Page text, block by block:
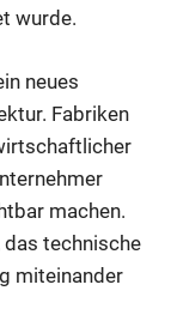
wurde.
neues
Fabriken
machen.
das technische
miteinander